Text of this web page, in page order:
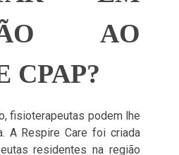
AO
CPAP?
fisioterapeutas podem lhe
A Respire Care foi criada
residentes na região